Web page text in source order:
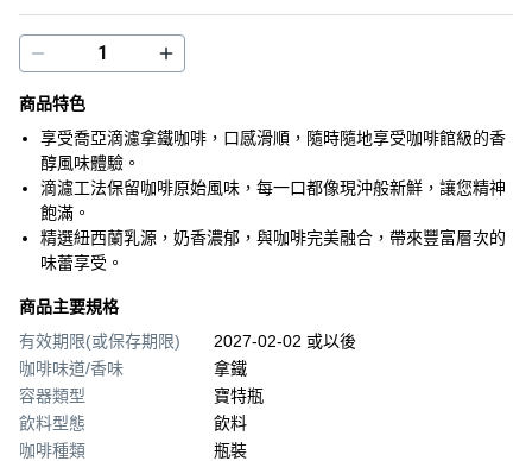
商品特色
享受喬亞滴濾拿鐵咖啡，口感滑順，隨時隨地享受咖啡館級的香
醇風味體驗。
滴濾工法保留咖啡原始風味，每一口都像現沖般新鮮，讓您精神
飽滿。
精選紐西蘭乳源，奶香濃郁，與咖啡完美融合，帶來豐富層次的
味蕾享受。
商品主要規格
有效期限(或保存期限)
2027-02-02 或以後
咖啡味道/香味
拿鐵
容器類型
寶特瓶
飲料型態
飲料
咖啡種類
瓶裝